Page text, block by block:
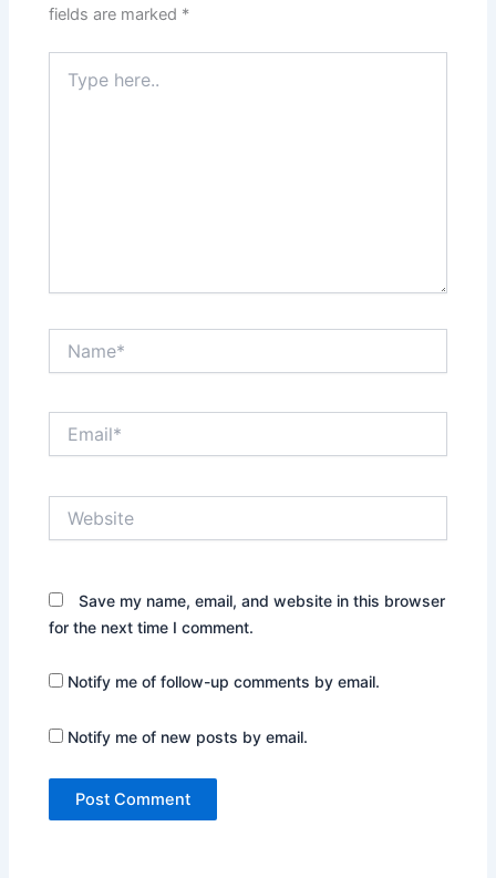
fields are marked *
here..
Save my name, email, and website in this browser
for the next time I comment.
Notify me of follow-up comments by email.
Notify me of new posts by email.